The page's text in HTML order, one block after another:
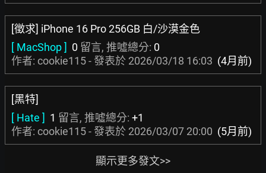
[徵求] iPhone 16 Pro 256GB 白/沙漠金色
[ MacShop ] 0 留言, 推噓總分: 0
作者: cookie115 - 發表於 2026/03/18 16:03 (4月前)
[黑特]
[ Hate ] 1 留言, 推噓總分: +1
作者: cookie115 - 發表於 2026/03/07 20:00 (5月前)
顯示更多發文>>